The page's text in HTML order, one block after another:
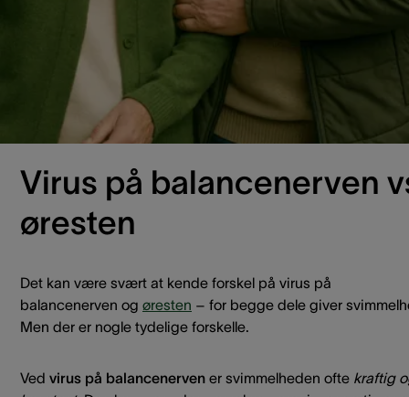
Nogle føler sig så svimle, at de må ligge ned og knap kan
vende sig i sengen.
Selvom det kan føles voldsomt, går det ofte over af sig selv
løbet af nogle uger. Men det er vigtigt at få en vurdering
lægen, så man kan udelukke andre årsager og få den rette
hjælp.
Virus på balancenerven
øresten
Det kan være svært at kende forskel på virus på
balancenerven og øresten – for begge dele giver
Men der er nogle tydelige forskelle.
Ved virus på balancenerven er svimmelheden ofte kraftig